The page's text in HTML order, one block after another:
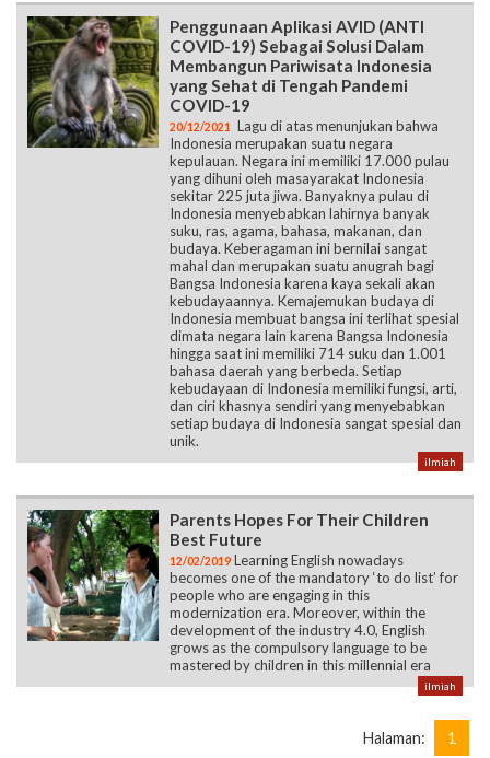
Penggunaan Aplikasi AVID (ANTI
COVID-19) Sebagai Solusi Dalam
Membangun Pariwisata Indonesia
yang Sehat di Tengah Pandemi
COVID-19
20/12/2021 Lagu di atas menunjukan bahwa
Indonesia merupakan suatu negara
kepulauan. Negara ini memiliki 17.000 pulau
yang dihuni oleh masayarakat Indonesia
sekitar 225 juta jiwa. Banyaknya pulau di
Indonesia menyebabkan lahirnya banyak
suku, ras, agama, bahasa, makanan, dan
budaya. Keberagaman ini bernilai sangat
mahal dan merupakan suatu anugrah bagi
Bangsa Indonesia karena kaya sekali akan
kebudayaannya. Kemajemukan budaya di
Indonesia membuat bangsa ini terlihat spesial
dimata negara lain karena Bangsa Indonesia
hingga saat ini memiliki 714 suku dan 1.001
bahasa daerah yang berbeda. Setiap
kebudayaan di Indonesia memiliki fungsi, arti,
dan ciri khasnya sendiri yang menyebabkan
setiap budaya di Indonesia sangat spesial dan
unik.
ilmiah
Parents Hopes For Their Children
Best Future
12/02/2019 Learning English nowadays
becomes one of the mandatory ‘to do list’ for
people who are engaging in this
modernization era. Moreover, within the
development of the industry 4.0, English
grows as the compulsory language to be
mastered by children in this millennial era
ilmiah
Halaman: 1